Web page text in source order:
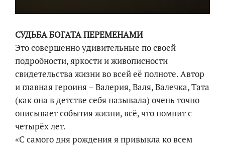
СУДЬБА БОГАТА ПЕРЕМЕНАМИ
Это совершенно удивительные по своей
подробности, яркости и живописности
свидетельства жизни во всей её полноте. Автор
и главная героиня – Валерия, Валя, Валечка, Тата
(как она в детстве себя называла) очень точно
описывает события жизни, всё, что помнит с
четырёх лет.
«С самого дня рождения я привыкла ко всем